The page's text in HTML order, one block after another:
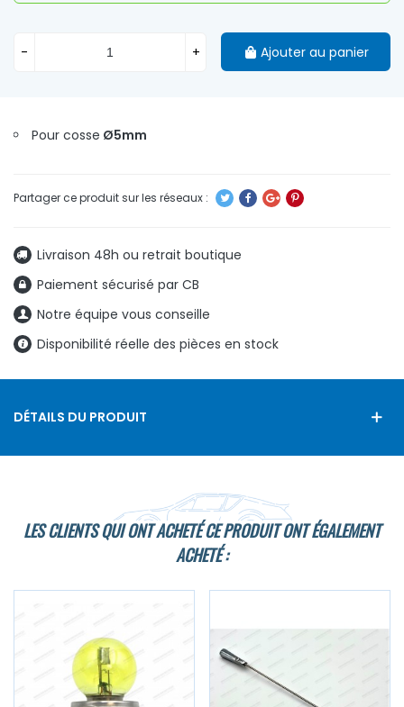
Pour cosse Ø5mm
Livraison 48h ou retrait boutique
Paiement sécurisé par CB
Notre équipe vous conseille
Disponibilité réelle des pièces en stock
- + Ajouter au panier
DÉTAILS DU PRODUIT
LES CLIENTS QUI ONT ACHETÉ CE PRODUIT ONT ÉGALEMENT
ACHETÉ :